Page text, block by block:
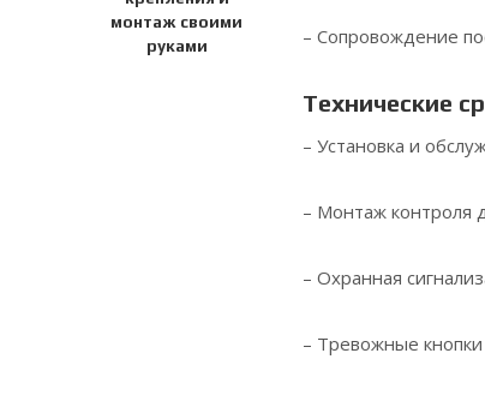
монтаж своими
руками
– Сопровождение
Технические
– Установка и
– Монтаж контроля
– Охранная
– Тревожные кнопки